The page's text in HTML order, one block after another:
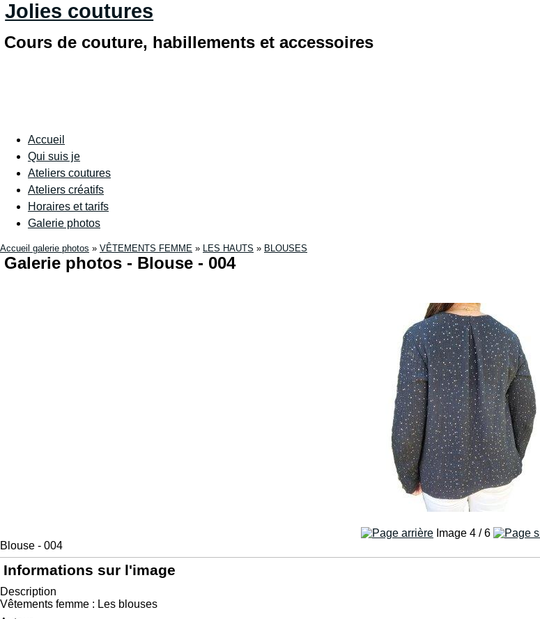
Jolies coutures
Cours de couture, habillements et accessoires
Accueil
Qui suis je
Ateliers coutures
Ateliers créatifs
Horaires et tarifs
Galerie photos
Accueil galerie photos » VÊTEMENTS FEMME » LES HAUTS » BLOUSES
Galerie photos - Blouse - 004
Image 4 / 6
Blouse - 004
Informations sur l'image
Description
Vêtements femme : Les blouses